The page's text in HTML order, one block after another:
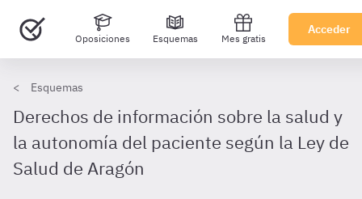
Oposiciones Esquemas Mes gratis
Acceder
Esquemas
Derechos de información sobre la salud y
la autonomía del paciente según la Ley de
Salud de Aragón